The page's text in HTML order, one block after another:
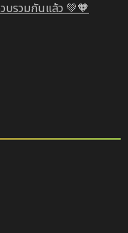
บรวมกันแล้ว 💚🧡